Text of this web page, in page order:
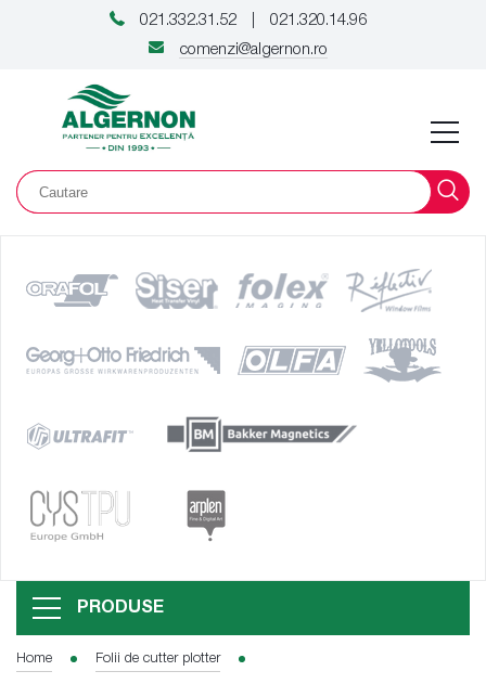
021.332.31.52
021.320.14.96
comenzi@algernon.ro
PRODUSE
Home Folii de cutter plotter